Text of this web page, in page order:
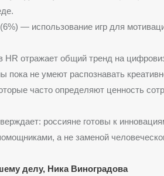
(6%) — использование игр для
HR отражает общий тренд на
пока не умеют распознавать
часто определяют ценность
россияне готовы к
а не заменой
делу, Ника Виноградова